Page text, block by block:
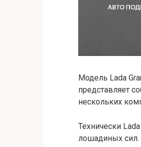
Модель Lada
представляет
нескольких
Технически
лошадиных сил.